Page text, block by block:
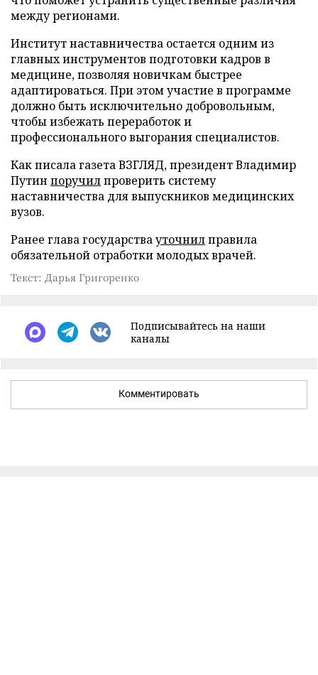
между регионами.
Институт наставничества остается одним из
главных инструментов подготовки кадров в
медицине, позволяя новичкам быстрее
адаптироваться. При этом участие в программе
должно быть исключительно добровольным,
чтобы избежать переработок и
профессионального выгорания специалистов.
Как писала газета ВЗГЛЯД, президент Владимир
Путин поручилпроверить систему
наставничества для выпускников медицинских
вузов.
Ранее глава государствауточнилправила
обязательной отработки молодых врачей.
Текст: Дарья Григоренко
Подписывайтесь на наши
каналы
Комментировать